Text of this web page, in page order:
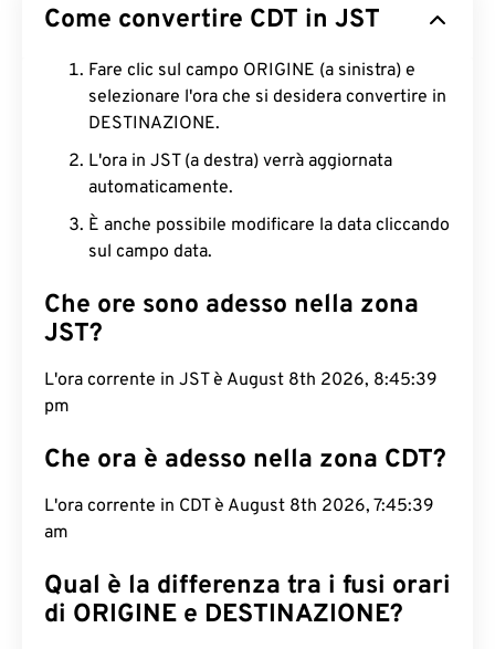
Come convertire CDT in JST
Fare clic sul campo ORIGINE (a sinistra) e
selezionare l'ora che si desidera convertire in
DESTINAZIONE.
L'ora in JST (a destra) verrà aggiornata
automaticamente.
È anche possibile modificare la data cliccando
sul campo data.
Che ore sono adesso nella zona
JST?
L'ora corrente in JST è August 8th 2026, 8:45:40
pm
Che ora è adesso nella zona CDT?
L'ora corrente in CDT è August 8th 2026, 7:45:40
am
Qual è la differenza tra i fusi orari
di ORIGINE e DESTINAZIONE?